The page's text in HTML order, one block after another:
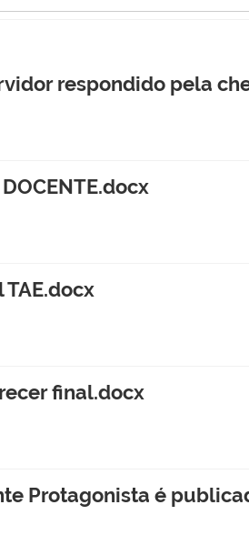
respondido pela
final.docx
Protagonista é